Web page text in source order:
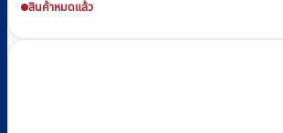
สินค้าหมดแล้ว